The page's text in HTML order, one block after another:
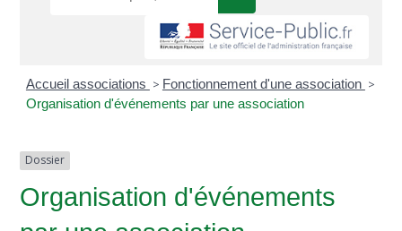
Accueil associations > Fonctionnement d'une association >
Organisation d'événements par une association
Dossier
Organisation d'événements